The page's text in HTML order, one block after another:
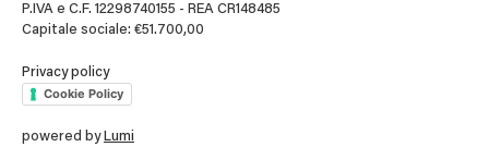
P.IVA e C.F. 12298740155 - REA CR148485
Capitale sociale: €51.700,00
Privacy policy
Cookie Policy
powered by Lumi